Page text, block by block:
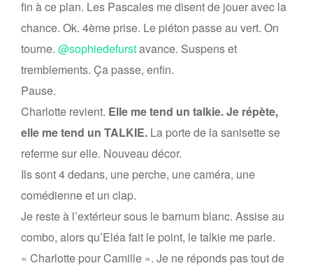
fin à ce plan. Les Pascales me disent de jouer avec la
chance. Ok. 4ème prise. Le piéton passe au vert. On
tourne. @sophiedefurstavance. Suspens et
tremblements. Ça passe, enfin.
Pause.
Charlotte revient. Elle me tend un talkie. Je répète,
elle me tend un TALKIE. La porte de la sanisette se
referme sur elle. Nouveau décor.
Ils sont 4 dedans, une perche, une caméra, une
comédienne et un clap.
Je reste à l’extérieur sous le barnum blanc. Assise au
combo, alors qu’Eléa fait le point, le talkie me parle.
« Charlotte pour Camille ». Je ne réponds pas tout de